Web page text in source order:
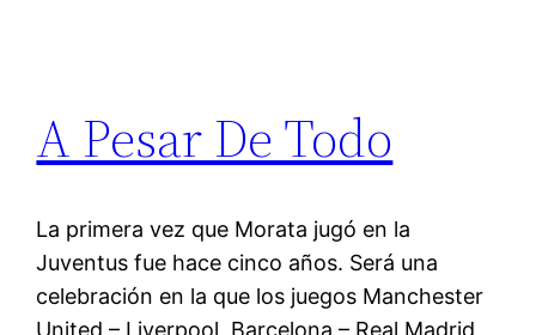
A Pesar De Todo
La primera vez que Morata jugó en la
Juventus fue hace cinco años. Será una
celebración en la que los juegos Manchester
United – Liverpool, Barcelona – Real Madrid,